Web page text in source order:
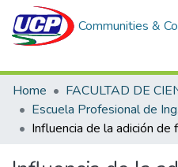
Communities &
Home